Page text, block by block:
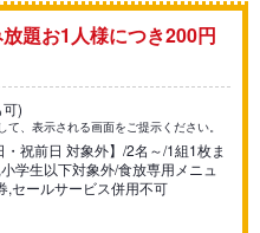
放題お1人様につき200円
)
、表示される画面をご提示ください。
・祝前日 対象外】/2名～/1組1枚ま
学生以下対象外/食放専用メニュ
,セールサービス併用不可